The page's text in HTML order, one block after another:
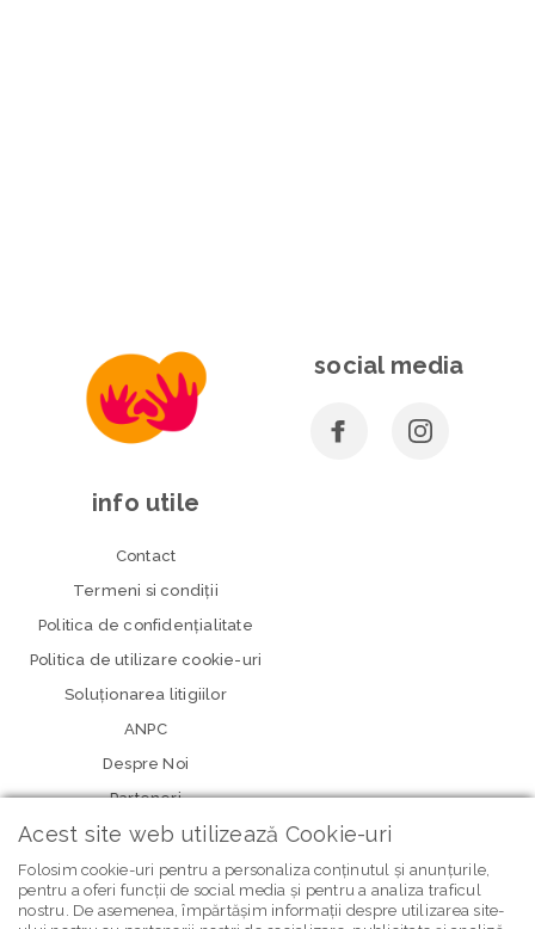
social media
info utile
Contact
Termeni si condiţii
Politica de confidenţialitate
Politica de utilizare cookie-uri
Soluționarea litigiilor
ANPC
Despre Noi
Parteneri
Acest site web utilizează Cookie-uri
Folosim cookie-uri pentru a personaliza conținutul și anunțurile,
pentru a oferi funcții de social media și pentru a analiza traficul
nostru. De asemenea, împărtășim informații despre utilizarea site-